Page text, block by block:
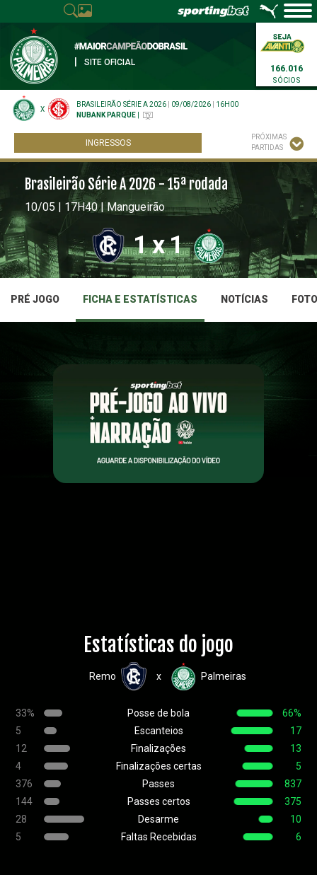
SITE OFICIAL
166.016
SÓCIOS
X
BRASILEIRÃO SÉRIE A 2026 09/08/2026
16H00
NUBANK PARQUE
INGRESSOS
PRÓXIMAS
PARTIDAS
Brasileirão Série A 2026 - 15ª rodada
10/05 | 17H40 | Mangueirão
1x1
PRÉ JOGO FICHA E ESTATÍSTICAS NOTÍCIAS
Estatísticas do jogo
Remo x Palmeiras
33%
5
12
4
376
144
28
5
Posse de bola
Escanteios
Finalizações
Finalizações certas
Passes
Passes certos
Desarme
Faltas Recebidas
66%
17
13
5
837
375
10
6